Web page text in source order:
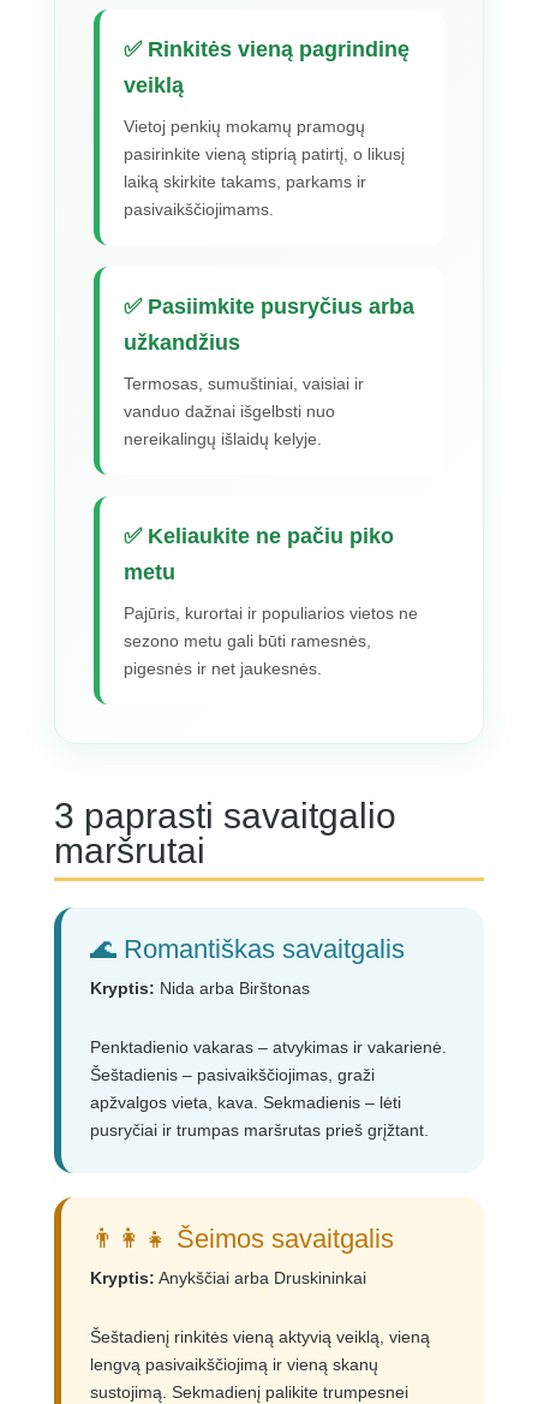
✅ Rinkitės vieną pagrindinę
veiklą
Vietoj penkių mokamų pramogų
pasirinkite vieną stiprią patirtį, o likusį
laiką skirkite takams, parkams ir
pasivaikščiojimams.
✅ Pasiimkite pusryčius arba
užkandžius
Termosas, sumuštiniai, vaisiai ir
vanduo dažnai išgelbsti nuo
nereikalingų išlaidų kelyje.
✅ Keliaukite ne pačiu piko
metu
Pajūris, kurortai ir populiarios vietos ne
sezono metu gali būti ramesnės,
pigesnės ir net jaukesnės.
3 paprasti savaitgalio
maršrutai
🌊 Romantiškas savaitgalis
Kryptis: Nida arba Birštonas
Penktadienio vakaras – atvykimas ir vakarienė.
Šeštadienis – pasivaikščiojimas, graži
apžvalgos vieta, kava. Sekmadienis – lėti
pusryčiai ir trumpas maršrutas prieš grįžtant.
👨‍👩‍👧 Šeimos savaitgalis
Kryptis: Anykščiai arba Druskininkai
Šeštadienį rinkitės vieną aktyvią veiklą, vieną
lengvą pasivaikščiojimą ir vieną skanų
sustojimą. Sekmadienį palikite trumpesnei